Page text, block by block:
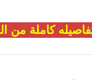
كاملة من